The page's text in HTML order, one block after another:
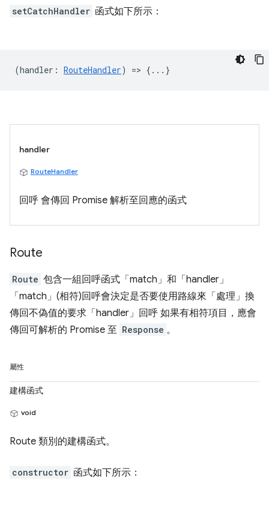
setCatchHandler 函式如下所示：
(handler : RouteHandler) => {...}
handler
RouteHandler
回呼 會傳回 Promise 解析至回應的函式
Route
Route 包含一組回呼函式「match」和「handler」
「match」(相符)回呼會決定是否要使用路線來「處理」換
傳回不偽值的要求「handler」回呼 如果有相符項目，應會
傳回可解析的 Promise 至 Response 。
屬性
建構函式
void
Route 類別的建構函式。
constructor 函式如下所示：